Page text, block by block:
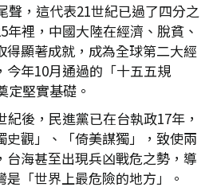
聲，這代表21世紀已過了四分之
年裡，中國大陸在經濟、脫貧、
得顯著成就，成為全球第二大經
今年10月通過的「十五五規
定堅實基礎。
紀後，民進黨已在台執政17年，
史觀」、「倚美謀獨」，致使兩
台海甚至出現兵凶戰危之勢，導
「世界上最危險的地方」。